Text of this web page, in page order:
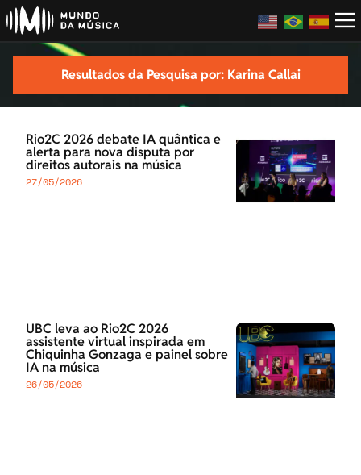
Resultados da Pesquisa por: Karina Callai
Rio2C 2026 debate IA quântica e
alerta para nova disputa por
direitos autorais na música
27/05/2026
UBC leva ao Rio2C 2026
assistente virtual inspirada em
Chiquinha Gonzaga e painel sobre
IA na música
26/05/2026